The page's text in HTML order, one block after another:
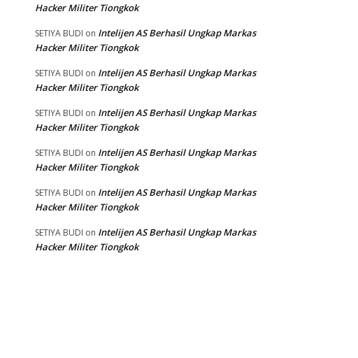
Hacker Militer Tiongkok
SETIYA BUDI on Intelijen AS Berhasil Ungkap Markas
Hacker Militer Tiongkok
SETIYA BUDI on Intelijen AS Berhasil Ungkap Markas
Hacker Militer Tiongkok
SETIYA BUDI on Intelijen AS Berhasil Ungkap Markas
Hacker Militer Tiongkok
SETIYA BUDI on Intelijen AS Berhasil Ungkap Markas
Hacker Militer Tiongkok
SETIYA BUDI on Intelijen AS Berhasil Ungkap Markas
Hacker Militer Tiongkok
SETIYA BUDI on Intelijen AS Berhasil Ungkap Markas
Hacker Militer Tiongkok